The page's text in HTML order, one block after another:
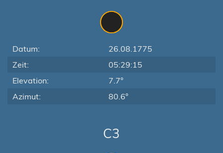
Datum:
26.08.1775
Zeit:
05:29:15
Elevation:
7.7°
Azimut:
80.6°
C3